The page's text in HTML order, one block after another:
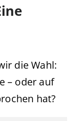
die Wahl:
– oder auf
hat?